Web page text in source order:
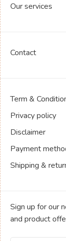
Our services
Contact
Term &
Privacy policy
Disclaimer
Payment
Shipping &
Sign up for our
and product